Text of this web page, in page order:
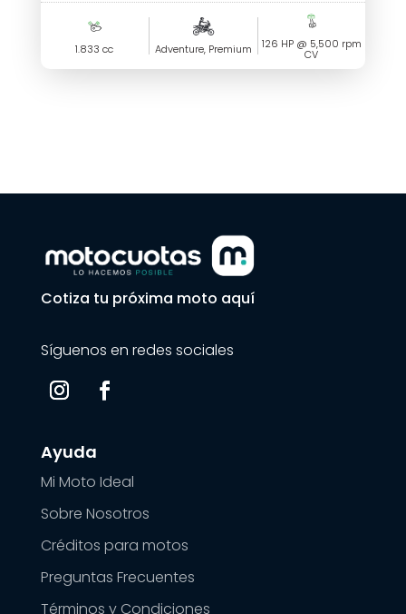
1.833 cc Adventure, Premium 126 HP @ 5,500 rpm
CV
Cotiza tu próxima moto aquí
Síguenos en redes sociales
Ayuda
Mi Moto Ideal
Sobre Nosotros
Créditos para motos
Preguntas Frecuentes
Términos y Condiciones